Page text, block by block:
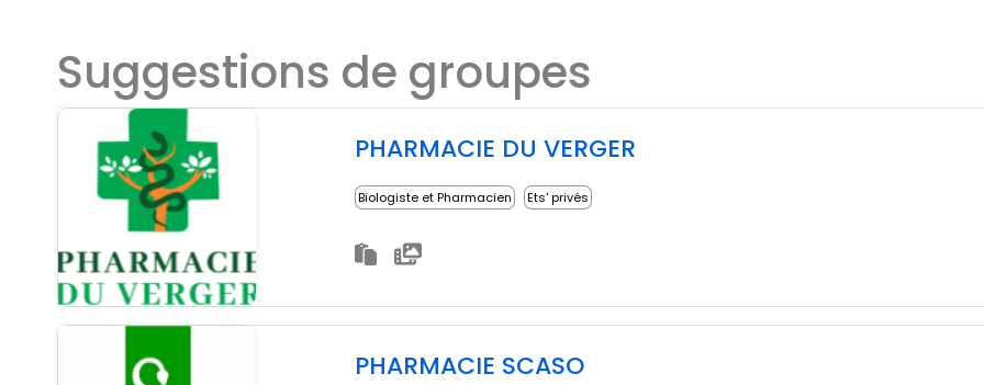
Suggestions de groupes
PHARMACIE DU VERGER
Biologiste et Pharmacien Ets' privés
PHARMACIE SCASO